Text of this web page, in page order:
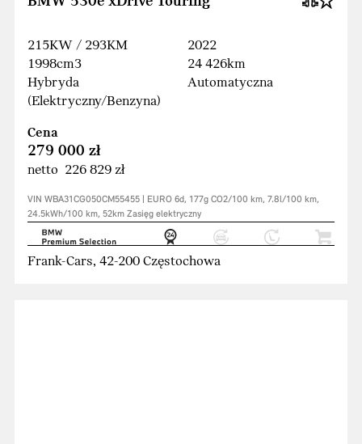
215KW / 293KM
1998cm3
Hybryda
(Elektryczny/Benzyna)
2022
24 426km
Automatyczna
Cena
279 000 zł
netto 226 829 zł
VIN WBA31CG050CM55455 | EURO 6d, 177g CO2/100 km, 7.8l/100 km,
24.5kWh/100 km, 52km Zasięg elektryczny
Frank-Cars, 42-200 Częstochowa